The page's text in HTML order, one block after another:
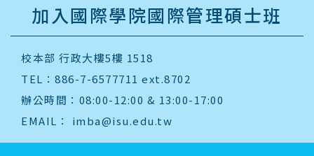
加入國際學院國際管理碩士班
校本部 行政大樓5樓 1518
TEL：886-7-6577711 ext.8702
辦公時間：08:00-12:00 & 13:00-17:00
EMAIL： imba@isu.edu.tw